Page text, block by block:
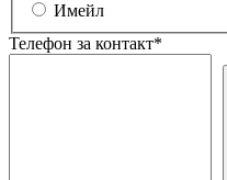
Имейл
Телефон за контакт*